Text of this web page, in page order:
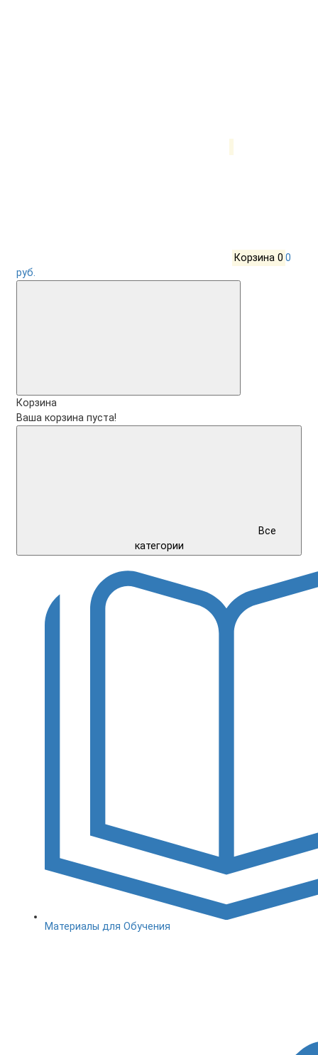
Корзина 0 0
руб.
Корзина
Ваша корзина пуста!
Все
категории
Материалы для Обучения